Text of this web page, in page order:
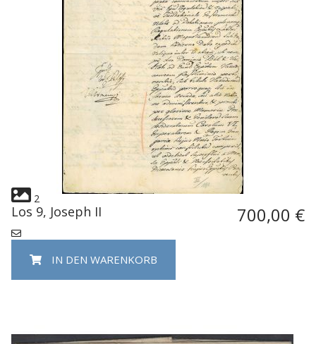
2
Los 9, Joseph II 700,00 €
IN DEN WARENKORB